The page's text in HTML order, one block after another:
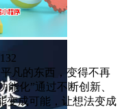
132
凡的东西，变得不再
能化”通过不断创新、
变成可能，让想法变成